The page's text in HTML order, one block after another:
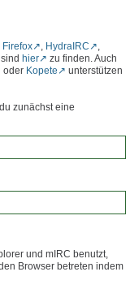
, HydraIRC
,
hier
zu finden. Auch
oder Kopete
unterstützen
zunächst eine
und mIRC benutzt,
Browser betreten indem